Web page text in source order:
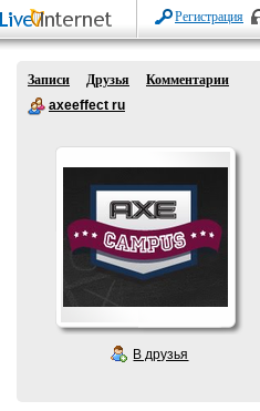
Регистрация
Записи Друзья
Комментарии
axeeffect ru
В друзья